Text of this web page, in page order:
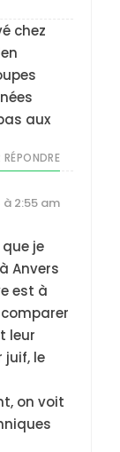
chez
aux
à 2:55 am
je
Anvers
est à
comparer
leur
juif, le
on voit